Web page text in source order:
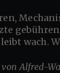
wach.
Alfred-